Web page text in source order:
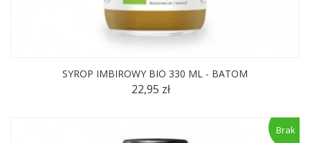
SYROP IMBIROWY BIO 330 ML - BATOM
22,95 zł
Brak